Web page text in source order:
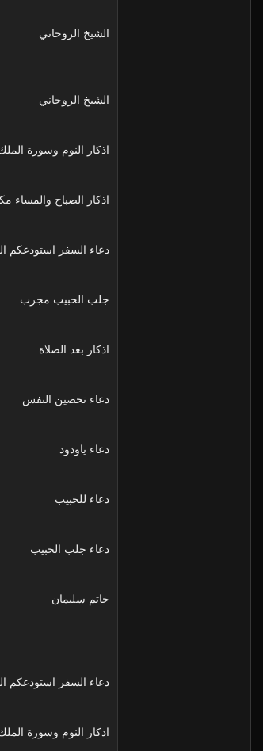
الشيخ الروحاني
الشيخ الروحاني
اذكار النوم وسورة
اذكار الصباح والمساء
دعاء السفر استودعكم
جلب الحبيب مجرب
اذكار بعد الصلاة
دعاء تحصين النفس
دعاء ياودود
دعاء للحبيب
دعاء جلب الحبيب
خاتم سليمان
دعاء السفر استودعكم
اذكار النوم وسورة